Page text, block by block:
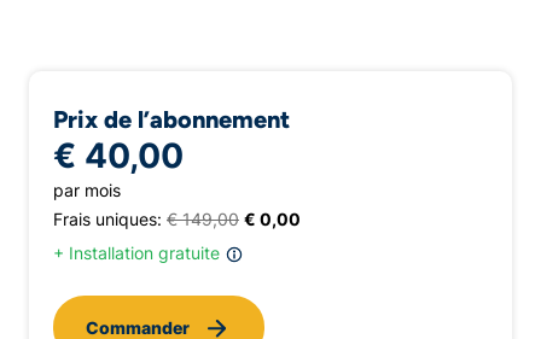
Prix de l’abonnement
€ 40,00
par mois
Frais uniques: € 149,00 € 0,00
+ Installation gratuite
Commander